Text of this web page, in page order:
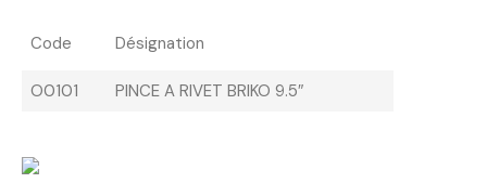
Code Désignation
O0101 PINCE A RIVET BRIKO 9.5″